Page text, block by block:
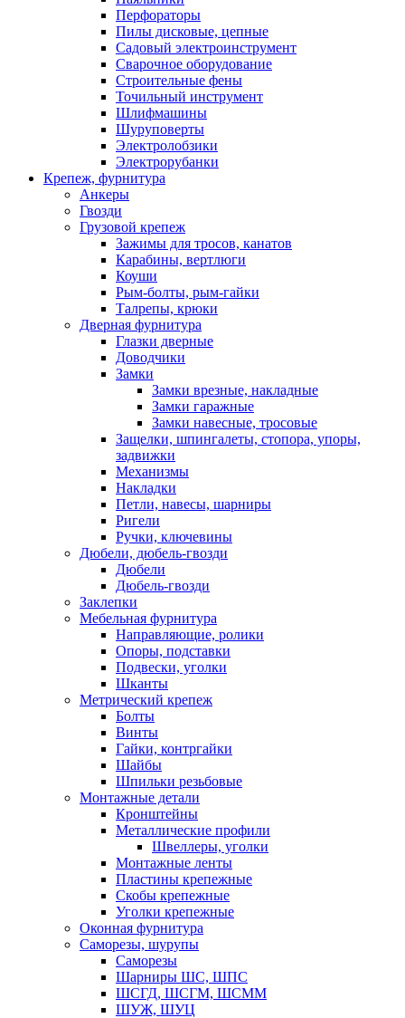
Перфораторы
Пилы дисковые, цепные
Садовый электроинструмент
Сварочное оборудование
Строительные фены
Точильный инструмент
Шлифмашины
Шуруповерты
Электролобзики
Электрорубанки
Крепеж, фурнитура
Анкеры
Гвозди
Грузовой крепеж
Зажимы для тросов, канатов
Карабины, вертлюги
Коуши
Рым-болты, рым-гайки
Талрепы, крюки
Дверная фурнитура
Глазки дверные
Доводчики
Замки
Замки врезные, накладные
Замки гаражные
Замки навесные, тросовые
Защелки, шпингалеты, стопора, упоры,
задвижки
Механизмы
Накладки
Петли, навесы, шарниры
Ригели
Ручки, ключевины
Дюбели, дюбель-гвозди
Дюбели
Дюбель-гвозди
Заклепки
Мебельная фурнитура
Направляющие, ролики
Опоры, подставки
Подвески, уголки
Шканты
Метрический крепеж
Болты
Винты
Гайки, контргайки
Шайбы
Шпильки резьбовые
Монтажные детали
Кронштейны
Металлические профили
Швеллеры, уголки
Монтажные ленты
Пластины крепежные
Скобы крепежные
Уголки крепежные
Оконная фурнитура
Саморезы, шурупы
Саморезы
Шарниры ШС, ШПС
ШСГД, ШСГМ, ШСММ
ШУЖ, ШУЦ